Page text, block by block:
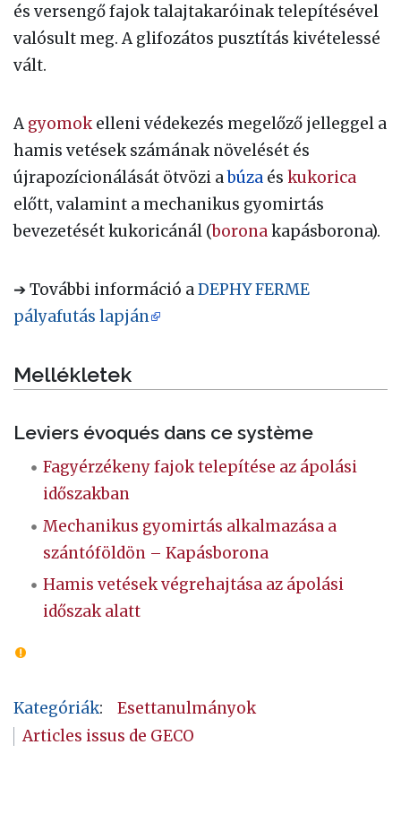
és versengő fajok talajtakaróinak telepítésével
valósult meg. A glifozátos pusztítás kivételessé
vált.
A gyomokelleni védekezés megelőző jelleggel a
hamis vetések számának növelését és
újrapozícionálását ötvözi abúza és kukorica
előtt, valamint a mechanikus gyomirtás
bevezetését kukoricánál (boronakapásborona).
➔ További információ aDEPHY FERME
pályafutás lapján
Mellékletek
Leviers évoqués dans ce système
Fagyérzékeny fajok telepítése az ápolási
időszakban
Mechanikus gyomirtás alkalmazása a
szántóföldön – Kapásborona
Hamis vetések végrehajtása az ápolási
időszak alatt
Kategóriák:
Esettanulmányok
Articles issus de GECO